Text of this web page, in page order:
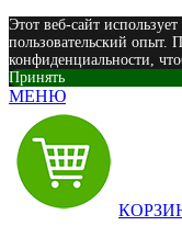
Этот веб-сайт
пользовательский опыт.
конфиденциальности,
Принять
МЕНЮ